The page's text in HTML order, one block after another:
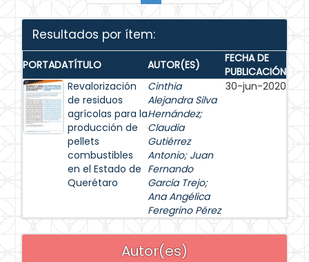
Resultados por ítem:
PORTADATÍTULO AUTOR(ES)
FECHA DE
PUBLICACIÓN
Revalorización
de residuos
agrícolas para la
producción de
pellets
combustibles
en el Estado de
Querétaro
Cinthia
Alejandra Silva
Hernández;
Claudia
Gutiérrez
Antonio; Juan
Fernando
García Trejo;
Ana Angélica
Feregrino Pérez
30-jun-2020
Autor(es)